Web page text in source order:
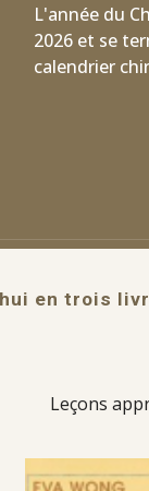
L'année du
2026 et se
calendrier
en trois
Leçons